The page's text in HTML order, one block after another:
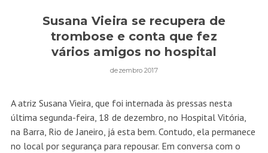
Susana Vieira se recupera de
trombose e conta que fez
vários amigos no hospital
dezembro 2017
A atriz Susana Vieira, que foi internada às pressas nesta
última segunda-feira, 18 de dezembro, no Hospital Vitória,
na Barra, Rio de Janeiro, já esta bem. Contudo, ela permanece
no local por segurança para repousar. Em conversa com o